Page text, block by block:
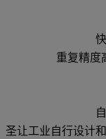
重复精度
圣让工业自行设计